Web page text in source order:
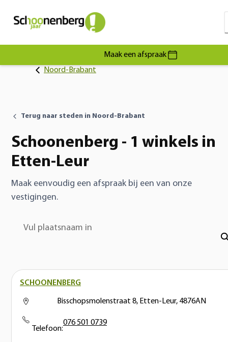
Maak een afspraak
Noord-Brabant
Terug naar steden in Noord-Brabant
Schoonenberg - 1 winkels in
Etten-Leur
Maak eenvoudig een afspraak bij een van onze
vestigingen.
Vul plaatsnaam in
SCHOONENBERG
Bisschopsmolenstraat 8, Etten-Leur, 4876AN
Telefoon:
076 501 0739